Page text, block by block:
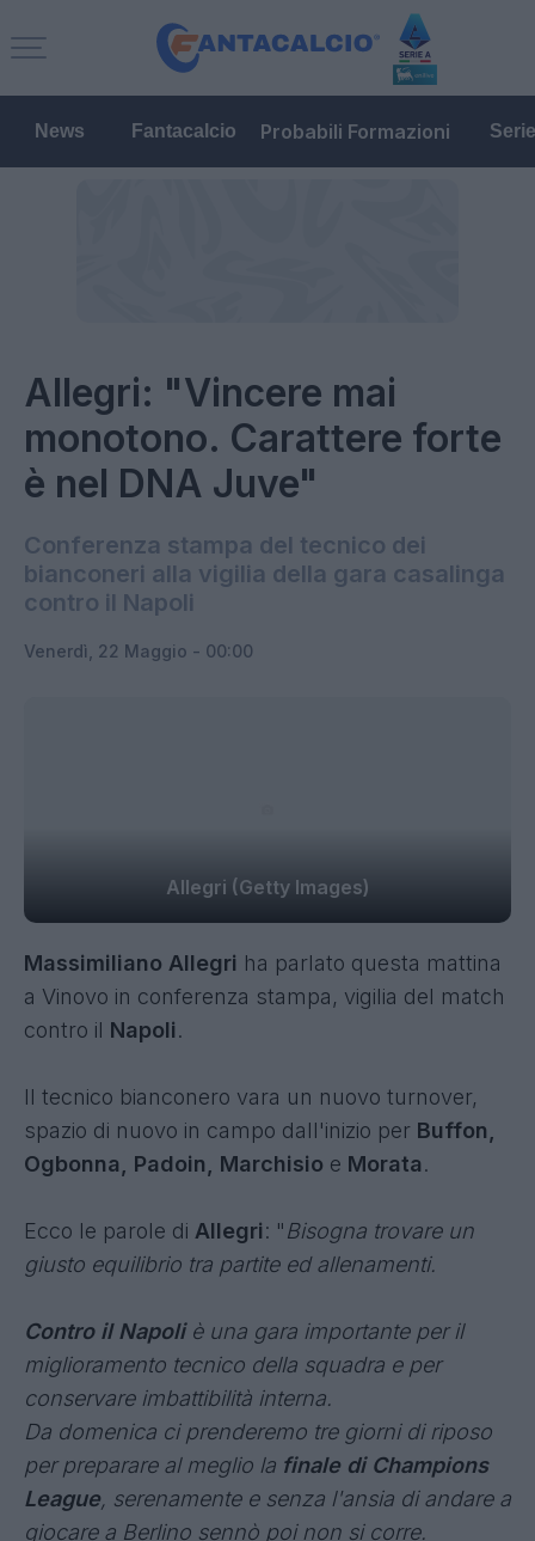
News Fantacalcio Probabili Formazioni
Allegri: "Vincere mai
monotono. Carattere forte
è nel DNA Juve"
Conferenza stampa del tecnico dei
bianconeri alla vigilia della gara casalinga
contro il Napoli
Venerdì, 22 Maggio - 00:00
Allegri (Getty Images)
Massimiliano Allegri ha parlato questa mattina
a Vinovo in conferenza stampa, vigilia del match
contro il Napoli.
Il tecnico bianconero vara un nuovo turnover,
spazio di nuovo in campo dall'inizio per Buffon,
Ogbonna, Padoin, Marchisio e Morata.
Ecco le parole di Allegri: "Bisogna trovare un
giusto equilibrio tra partite ed allenamenti.
Contro il Napoliè una gara importante per il
miglioramento tecnico della squadra e per
conservare imbattibilità interna.
Da domenica ci prenderemo tre giorni di riposo
per preparare al meglio la finale di Champions
League, serenamente e senza l'ansia di andare a
giocare a Berlino sennò poi non si corre.